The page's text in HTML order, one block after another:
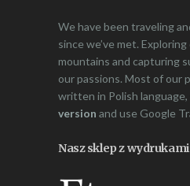
We have been traveling
since we’ve met.
mountains and capturing
our passions. Most of our
written in Polish
version and use Google
Nasz sklep z